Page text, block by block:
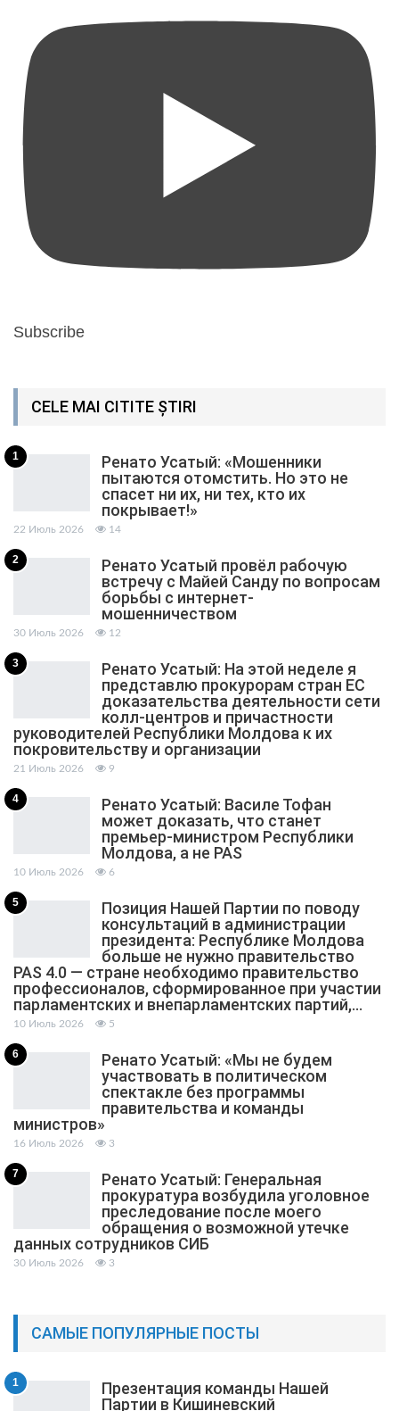
Subscribe
CELE MAI CITITE ȘTIRI
1
Ренато Усатый: «Мошенники
пытаются отомстить. Но это не
спасет ни их, ни тех, кто их
покрывает!»
22 Июль 2026 14
2
Ренато Усатый провёл рабочую
встречу с Майей Санду по вопросам
борьбы с интернет-
мошенничеством
30 Июль 2026 12
3
Ренато Усатый: На этой неделе я
представлю прокурорам стран ЕС
доказательства деятельности сети
колл-центров и причастности
руководителей Республики Молдова к их
покровительству и организации
21 Июль 2026 9
4
Ренато Усатый: Василе Тофан
может доказать, что станет
премьер-министром Республики
Молдова, а не PAS
10 Июль 2026 6
5
Позиция Нашей Партии по поводу
консультаций в администрации
президента: Республике Молдова
больше не нужно правительство
PAS 4.0 — стране необходимо правительство
профессионалов, сформированное при участии
парламентских и внепарламентских партий,…
10 Июль 2026 5
6
Ренато Усатый: «Мы не будем
участвовать в политическом
спектакле без программы
правительства и команды
министров»
16 Июль 2026 3
7
Ренато Усатый: Генеральная
прокуратура возбудила уголовное
преследование после моего
обращения о возможной утечке
данных сотрудников СИБ
30 Июль 2026 3
САМЫЕ ПОПУЛЯРНЫЕ ПОСТЫ
1
Презентация команды Нашей
Партии в Кишиневский